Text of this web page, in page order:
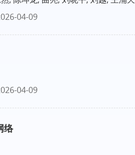
04-09
04-09
络